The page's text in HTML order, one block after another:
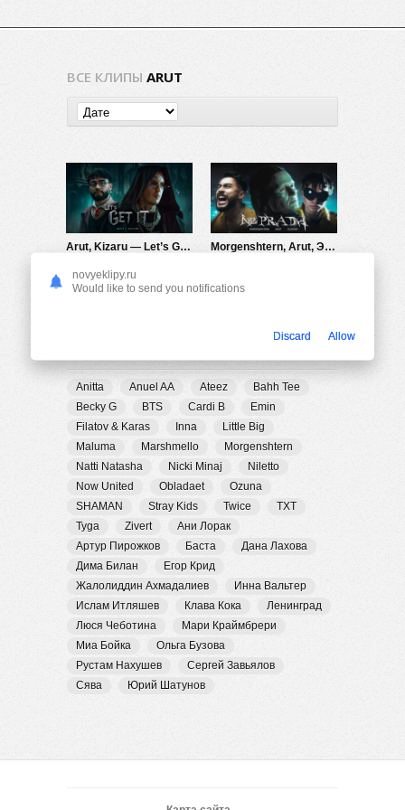
ВСЕ КЛИПЫ ARUT
Arut, Kizaru — Let’s Get It
Morgenshtern, Arut, Элджей — Ne Prada
Anitta Anuel AA Ateez
Bahh Tee
Becky G
BTS Cardi B
Emin
Filatov & Karas
Inna
Little Big
Maluma
Marshmello
Morgenshtern
Natti Natasha
Nicki Minaj
Niletto
Now United
Obladaet
Ozuna
SHAMAN
Stray Kids Twice
TXT
Tyga
Zivert
Ани Лорак
Артур Пирожков
Баста
Дана Лахова
Дима Билан
Егор Крид
Жалолиддин Ахмадалиев
Инна Вальтер
Ислам Итляшев
Клава Кока
Ленинград
Люся Чеботина
Мари Краймбрери
Миа Бойка
Ольга Бузова
Рустам Нахушев
Сергей Завьялов
Сява
Юрий Шатунов
novyeklipy.ru
Would like to send you notifications
Discard Allow